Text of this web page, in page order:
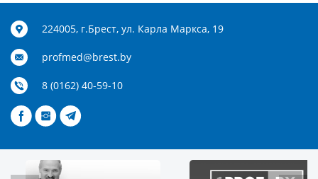
224005, г.Брест, ул. Карла Маркса, 19
profmed@brest.by
8 (0162) 40-59-10